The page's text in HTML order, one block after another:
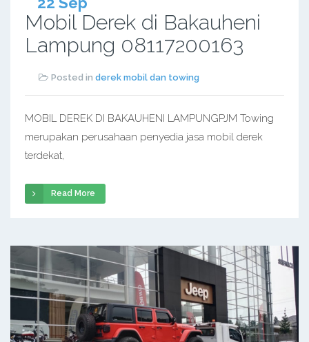
Mobil Derek di Bakauheni
Lampung 08117200163
Posted in derek mobil dan towing
MOBIL DEREK DI BAKAUHENI LAMPUNGPJM Towing
merupakan perusahaan penyedia jasa mobil derek
terdekat,
Read More